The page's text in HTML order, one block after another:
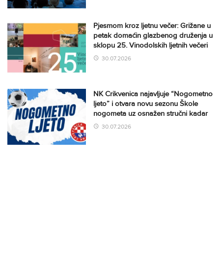
Pjesmom kroz ljetnu večer: Grižane u
petak domaćin glazbenog druženja u
sklopu 25. Vinodolskih ljetnih večeri
30.07.2026
NK Crikvenica najavljuje “Nogometno
ljeto” i otvara novu sezonu Škole
nogometa uz osnažen stručni kadar
30.07.2026